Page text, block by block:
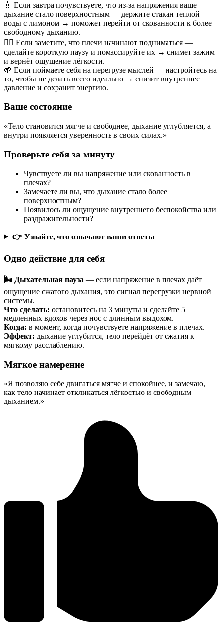
💧 Если завтра почувствуете, что из-за напряжения ваше
дыхание стало поверхностным — держите стакан теплой
воды с лимоном → поможет перейти от скованности к более
свободному дыханию.
💆‍♀️ Если заметите, что плечи начинают подниматься —
сделайте короткую паузу и помассируйте их → снимет зажим
и вернёт ощущение лёгкости.
🌱 Если поймаете себя на перегрузе мыслей — настройтесь на
то, чтобы не делать всего идеально → снизит внутреннее
давление и сохранит энергию.
Ваше состояние
«Тело становится мягче и свободнее, дыхание углубляется, а
внутри появляется уверенность в своих силах.»
Проверьте себя за минуту
Чувствуете ли вы напряжение или скованность в
плечах?
Замечаете ли вы, что дыхание стало более
поверхностным?
Появилось ли ощущение внутреннего беспокойства или
раздражительности?
👉 Узнайте, что означают ваши ответы
Одно действие для себя
🌬️ Дыхательная пауза — если напряжение в плечах даёт
ощущение сжатого дыхания, это сигнал перегрузки нервной
системы.
Что сделать: остановитесь на 3 минуты и сделайте 5
медленных вдохов через нос с длинным выдохом.
Когда: в момент, когда почувствуете напряжение в плечах.
Эффект: дыхание углубится, тело перейдёт от сжатия к
мягкому расслаблению.
Мягкое намерение
«Я позволяю себе двигаться мягче и спокойнее, и замечаю,
как тело начинает откликаться лёгкостью и свободным
дыханием.»